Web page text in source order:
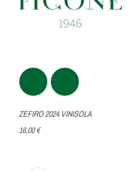
ZEFIRO 2024 VINISOLA
16,00 €